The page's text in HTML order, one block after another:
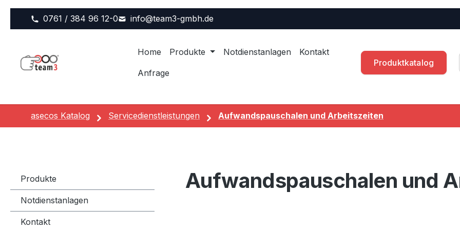
0761 / 384 96 12-0 info@team3-gmbh.de
Home Produkte Notdienstanlagen Kontakt
Anfrage
Produktkatalog
asecos Katalog Servicedienstleistungen Aufwandspauschalen und Arbeitszeiten
Produkte
Notdienstanlagen
Kontakt
Aufwandspauschalen und